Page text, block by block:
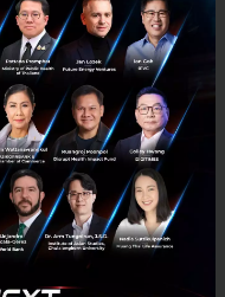
วเข้าสู่โลก Blockchain
วเข้าสู่โลก Blockchain...